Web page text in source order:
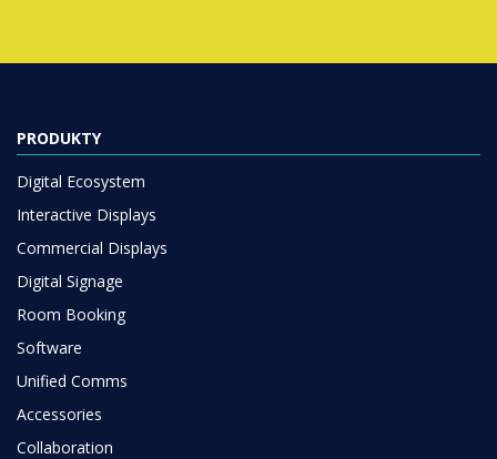
PRODUKTY
Digital Ecosystem
Interactive Displays
Commercial Displays
Digital Signage
Room Booking
Software
Unified Comms
Accessories
Collaboration